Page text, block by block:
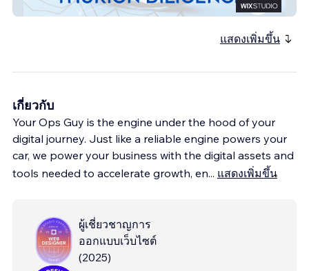
Thurion Diligence
แสดงเพิ่มขึ้น
เกี่ยวกับ
Your Ops Guy is the engine under the hood of your
digital journey. Just like a reliable engine powers your
car, we power your business with the digital assets and
tools needed to accelerate growth, en... แสดงเพิ่มขึ้น
ผู้เชี่ยวชาญการ
ออกแบบเว็บไซต์
(2025)